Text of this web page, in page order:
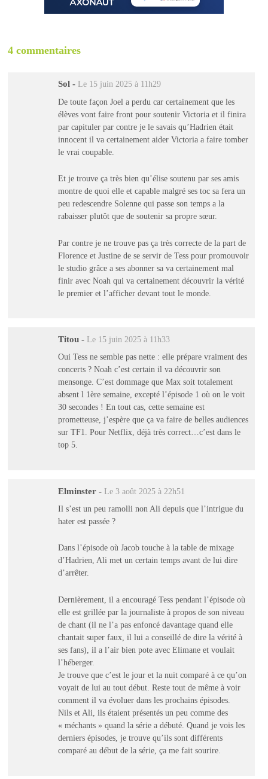
4 commentaires
Sol - Le 15 juin 2025 à 11h29
De toute façon Joel a perdu car certainement que les
élèves vont faire front pour soutenir Victoria et il finira
par capituler par contre je le savais qu’Hadrien était
innocent il va certainement aider Victoria a faire tomber
le vrai coupable.
Et je trouve ça très bien qu’élise soutenu par ses amis
montre de quoi elle et capable malgré ses toc sa fera un
peu redescendre Solenne qui passe son temps a la
rabaisser plutôt que de soutenir sa propre sœur.
Par contre je ne trouve pas ça très correcte de la part de
Florence et Justine de se servir de Tess pour promouvoir
le studio grâce a ses abonner sa va certainement mal
finir avec Noah qui va certainement découvrir la vérité
le premier et l’afficher devant tout le monde.
Titou - Le 15 juin 2025 à 11h33
Oui Tess ne semble pas nette : elle prépare vraiment des
concerts ? Noah c’est certain il va découvrir son
mensonge. C’est dommage que Max soit totalement
absent l 1ère semaine, excepté l’épisode 1 où on le voit
30 secondes ! En tout cas, cette semaine est
prometteuse, j’espère que ça va faire de belles audiences
sur TF1. Pour Netflix, déjà très correct…c’est dans le
top 5.
Elminster - Le 3 août 2025 à 22h51
Il s’est un peu ramolli non Ali depuis que l’intrigue du
hater est passée ?
Dans l’épisode où Jacob touche à la table de mixage
d’Hadrien, Ali met un certain temps avant de lui dire
d’arrêter.
Dernièrement, il a encouragé Tess pendant l’épisode où
elle est grillée par la journaliste à propos de son niveau
de chant (il ne l’a pas enfoncé davantage quand elle
chantait super faux, il lui a conseillé de dire la vérité à
ses fans), il a l’air bien pote avec Elimane et voulait
l’héberger.
Je trouve que c’est le jour et la nuit comparé à ce qu’on
voyait de lui au tout début. Reste tout de même à voir
comment il va évoluer dans les prochains épisodes.
Nils et Ali, ils étaient présentés un peu comme des
« méchants » quand la série a débuté. Quand je vois les
derniers épisodes, je trouve qu’ils sont différents
comparé au début de la série, ça me fait sourire.